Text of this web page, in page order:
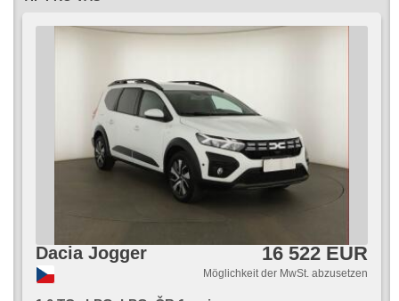
Dacia Jogger 16 522 EUR
Möglichkeit der MwSt. abzusetzen